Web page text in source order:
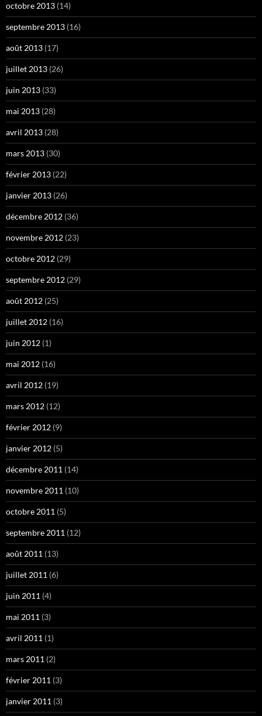
octobre 2013 (14)
septembre 2013 (16)
août 2013 (17)
juillet 2013 (26)
juin 2013 (33)
mai 2013 (28)
avril 2013 (28)
mars 2013 (30)
février 2013 (22)
janvier 2013 (26)
décembre 2012 (36)
novembre 2012 (23)
octobre 2012 (29)
septembre 2012 (29)
août 2012 (25)
juillet 2012 (16)
juin 2012 (1)
mai 2012 (16)
avril 2012 (19)
mars 2012 (12)
février 2012 (9)
janvier 2012 (5)
décembre 2011 (14)
novembre 2011 (10)
octobre 2011 (5)
septembre 2011 (12)
août 2011 (13)
juillet 2011 (6)
juin 2011 (4)
mai 2011 (3)
avril 2011 (1)
mars 2011 (2)
février 2011 (3)
janvier 2011 (3)